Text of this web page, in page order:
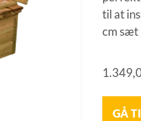
til at
cm sæt
GÅ